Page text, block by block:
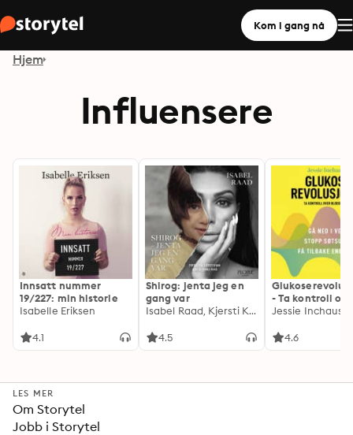
Kom i gang nå
Hjem
Influensere
Innsatt nummer
19/227: min historie
Isabelle Eriksen
4.1
Shirog: jenta jeg en
gang var
Isabel Raad, Kjersti Kvam
4.5
- Ta kontroll
blodsukkeret
Jessie
4.6
LES MER
Om Storytel
Jobb i Storytel